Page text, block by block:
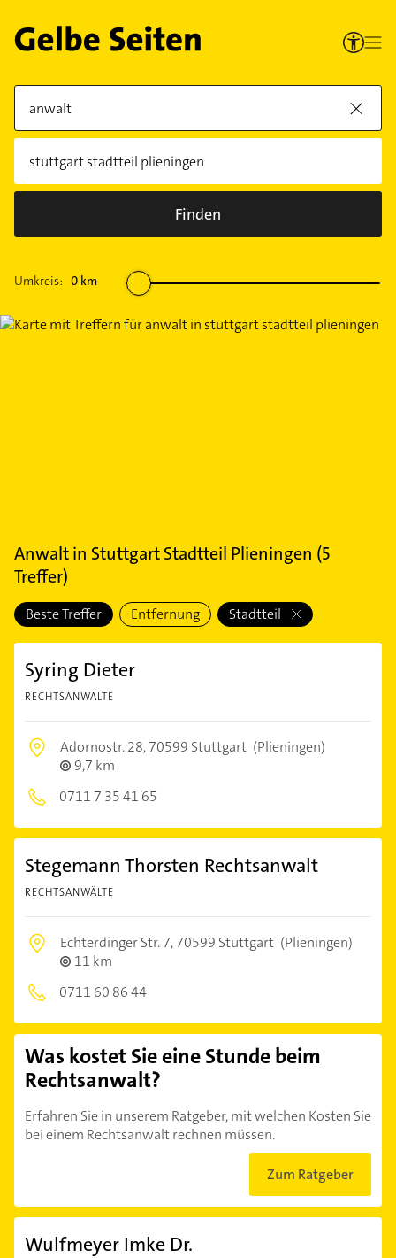
Finden
Umkreis: 0 km
Anwaltin Stuttgart Stadtteil Plieningen (5
Treffer)
Beste Treffer Entfernung Stadtteil
Syring Dieter
RECHTSANWÄLTE
Adornostr. 28,70599 Stuttgart (Plieningen)
9,7 km
0711 7 35 41 65
Stegemann Thorsten Rechtsanwalt
RECHTSANWÄLTE
Echterdinger Str. 7,70599 Stuttgart (Plieningen)
11 km
0711 60 86 44
Was kostet Sie eine Stunde beim
Rechtsanwalt?
Erfahren Sie in unserem Ratgeber, mit welchen Kosten Sie
bei einem Rechtsanwalt rechnen müssen.
Zum Ratgeber
Wulfmeyer Imke Dr.